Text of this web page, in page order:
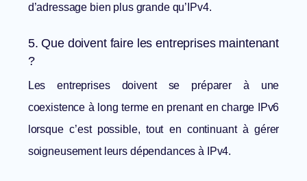
d’adressage bien plus grande qu’IPv4.
5. Que doivent faire les entreprises maintenant
?
Les entreprises doivent se préparer à une
coexistence à long terme en prenant en charge IPv6
lorsque c’est possible, tout en continuant à gérer
soigneusement leurs dépendances à IPv4.